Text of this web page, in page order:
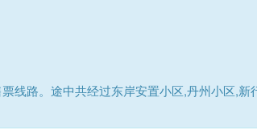
线路。途中共经过东岸安置小区,丹州小区,